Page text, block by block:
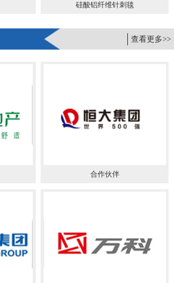
硅酸铝纤维针刺毯
查看更多>>
合作伙伴